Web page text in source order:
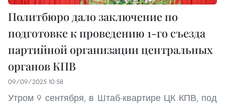
Политбюро дало заключение по
подготовке к проведению 1-го съезда
партийной организации центральных
органов КПВ
09/09/2025 10:58
Утром 9 сентября, в Штаб-квартире ЦК КПВ, под